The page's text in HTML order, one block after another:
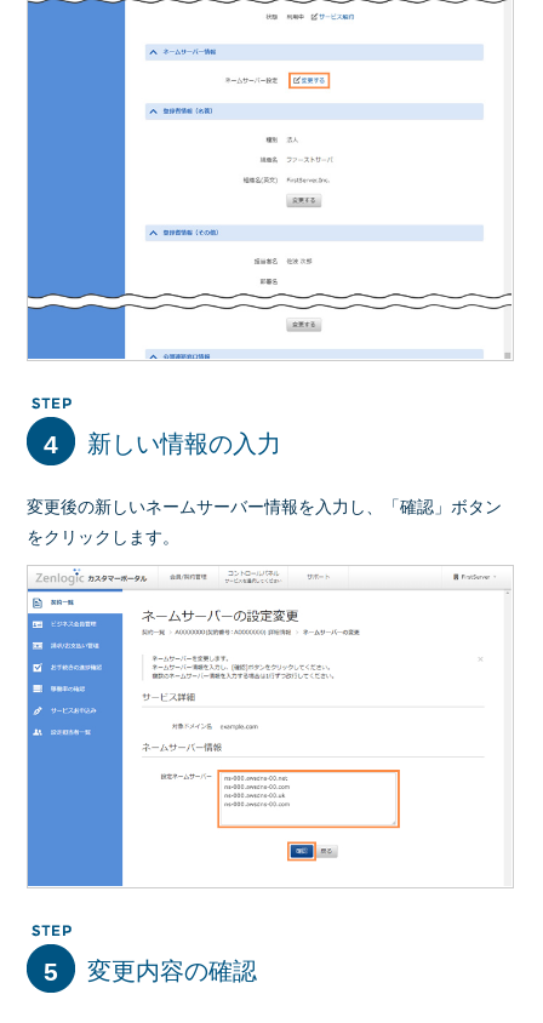
4 新しい情報の入力
変更後の新しいネームサーバー情報を入力し、「確認」ボタン
をクリックします。
5 変更内容の確認